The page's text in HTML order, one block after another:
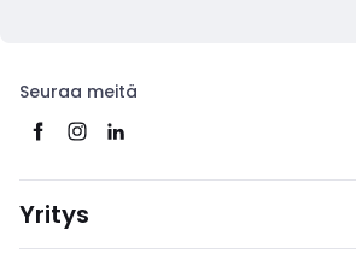
Seuraa meitä
Yritys